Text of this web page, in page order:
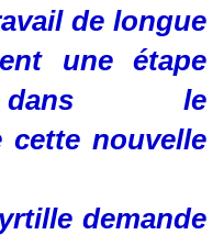
de longue
une étape
dans le
cette nouvelle
demande